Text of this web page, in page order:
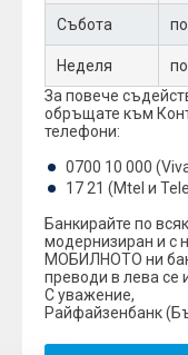
Събота
Неделя
За повече
обръщате към
телефони:
0700 10 000
17 21 (Mtel и
Банкирайте по
модернизиран и с
МОБИЛНОТО ни
преводи в лева се
С уважение,
Райфайзенбанк